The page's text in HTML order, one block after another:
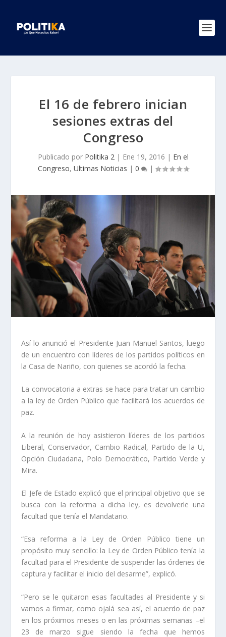
El 16 de febrero inician
sesiones extras del
Congreso
Publicado por Politika 2| Ene 19, 2016 | En el
Congreso, Ultimas Noticias | 0 |
Así lo anunció el Presidente Juan Manuel Santos, luego
de un encuentro con líderes de los partidos políticos en
la Casa de Nariño, con quienes se acordó la fecha.
La convocatoria a extras se hace para tratar un cambio
a la ley de Orden Público que facilitará los acuerdos de
paz.
A la reunión de hoy asistieron líderes de los partidos
Liberal, Conservador, Cambio Radical, Partido de la U,
Opción Ciudadana, Polo Democrático, Partido Verde y
Mira.
El Jefe de Estado explicó que el principal objetivo que se
busca con la reforma a dicha ley, es devolverle una
facultad que tenía el Mandatario.
“Esa reforma a la Ley de Orden Público tiene un
propósito muy sencillo: la Ley de Orden Público tenía la
facultad para el Presidente de suspender las órdenes de
captura y facilitar el inicio del desarme”, explicó.
“Pero se le quitaron esas facultades al Presidente y si
vamos a firmar, como ojalá sea así, el acuerdo de paz
en los próximos meses o en las próximas semanas –el
23 de marzo sigue siendo la fecha que hemos